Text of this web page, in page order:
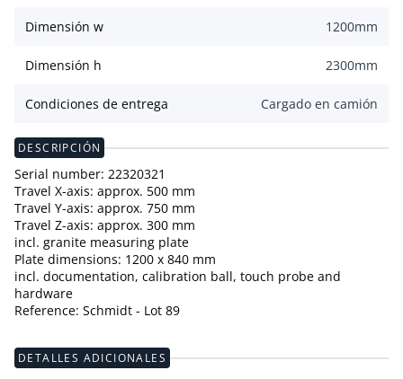
Dimensión w 1200mm
Dimensión h 2300mm
Condiciones de entrega Cargado en camión
DESCRIPCIÓN
Serial number: 22320321
Travel X-axis: approx. 500 mm
Travel Y-axis: approx. 750 mm
Travel Z-axis: approx. 300 mm
incl. granite measuring plate
Plate dimensions: 1200 x 840 mm
incl. documentation, calibration ball, touch probe and
hardware
Reference: Schmidt - Lot 89
DETALLES ADICIONALES